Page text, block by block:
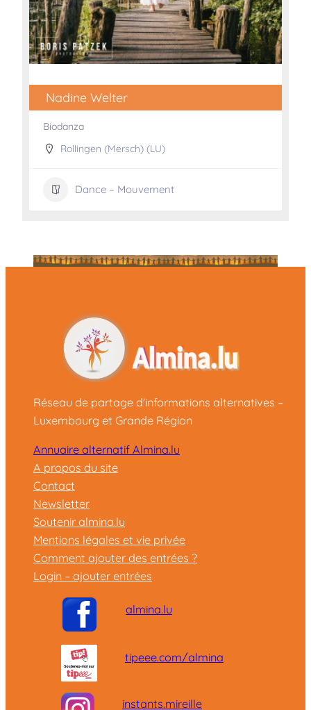
Nadine Welter
Biodanza
Rollingen (Mersch) (LU)
Dance – Mouvement
Réseau de partage d'informations alternatives –
Luxembourg et Grande Région
Annuaire alternatif Almina.lu
A propos du site
Contact
Newsletter
Soutenir almina.lu
Mentions légales et vie privée
Comment ajouter des entrées ?
Login – ajouter entrées
almina.lu
tipeee.com/almina
instants.mireille